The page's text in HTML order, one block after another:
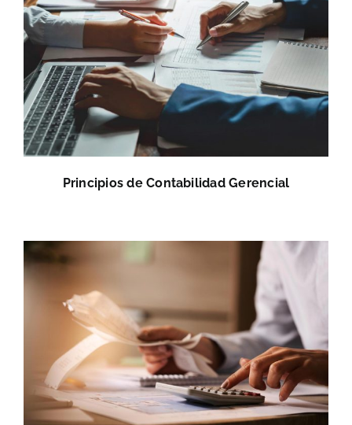
Principios de Contabilidad Gerencial